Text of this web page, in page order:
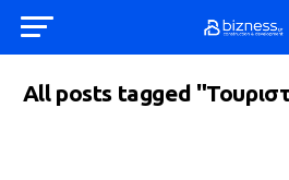
All posts tagged